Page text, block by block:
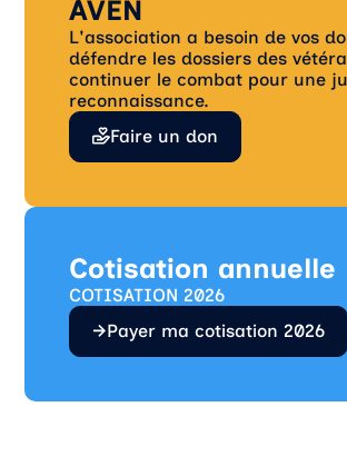
AVEN
L'association a besoin de vos
défendre les dossiers des
continuer le combat pour une
reconnaissance.
Faire un don
Cotisation annuelle
COTISATION 2026
Payer ma cotisation 2026